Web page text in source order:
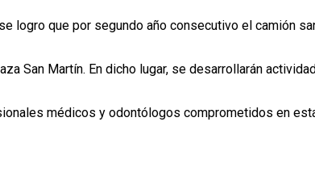
logro que por segundo año consecutivo el camión
San Martín. En dicho lugar, se desarrollarán
médicos y odontólogos comprometidos en